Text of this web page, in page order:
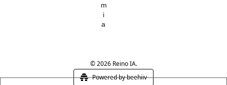
m
i
a
© 2026 Reino IA.
Powered by beehiiv